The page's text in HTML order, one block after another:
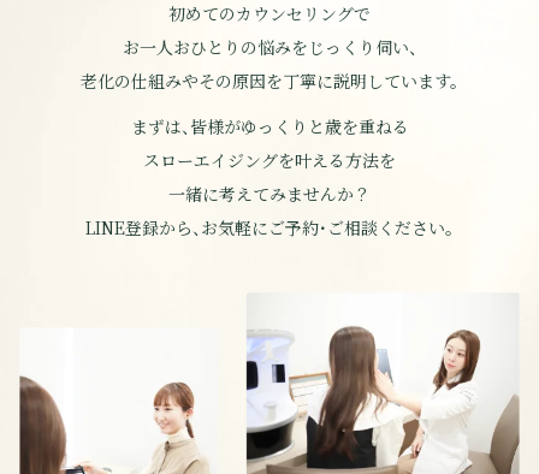
初めてのカウンセリングで
お一人おひとりの悩みを じっくり伺い、
老化の仕組みやその原因を丁寧に説明しています。
まずは、皆様がゆっくりと歳を重ねる
スローエイジングを叶える方法を
一緒に考えてみませんか？
LINE登録から、お気軽にご予約・ご相談ください。